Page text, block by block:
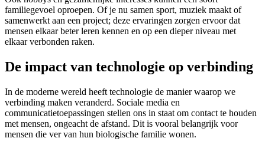
familiegevoel oproepen. Of je nu samen sport, muziek maakt of
samenwerkt aan een project; deze ervaringen zorgen ervoor dat
mensen elkaar beter leren kennen en op een dieper niveau met
elkaar verbonden raken.
De impact van technologie op verbinding
In de moderne wereld heeft technologie de manier waarop we
verbinding maken veranderd. Sociale media en
communicatietoepassingen stellen ons in staat om contact te houden
met mensen, ongeacht de afstand. Dit is vooral belangrijk voor
mensen die ver van hun biologische familie wonen.